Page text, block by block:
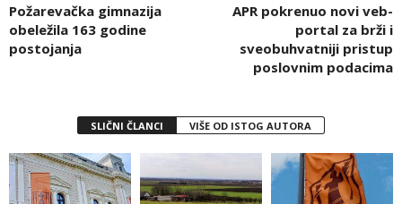
Požarevačka gimnazija
obeležila 163 godine
postojanja
APR pokrenuo novi veb-
portal za brži i
sveobuhvatniji pristup
poslovnim podacima
SLIČNI ČLANCI VIŠE OD ISTOG AUTORA